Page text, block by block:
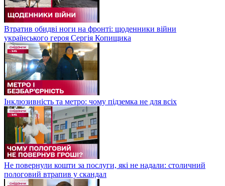
Втратив обидві ноги на фронті: щоденники війни
українського героя Сергія Копищика
Інклюзивність та метро: чому підземка не для всіх
Не повернули кошти за послуги, які не надали: столичний
пологовий втрапив у скандал